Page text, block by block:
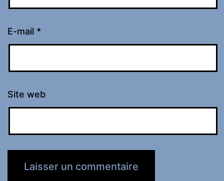
E-mail *
Site web